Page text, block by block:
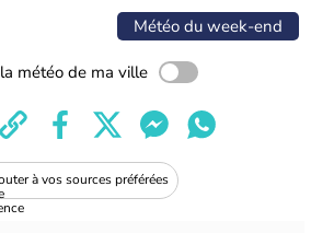
Météo du week-end
météo de ma ville
à vos sources préférées